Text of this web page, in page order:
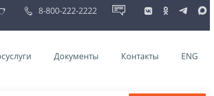
8-800-222-2222
Документы Контакты ENG